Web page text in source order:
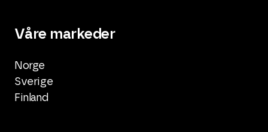
Våre markeder
Norge
Sverige
Finland